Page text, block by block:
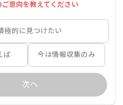
ご意向を教えてください
極的に見つけたい
ば 今は情報収集のみ
次へ